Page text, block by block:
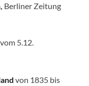
Berliner Zeitung
5.12.
von 1835 bis